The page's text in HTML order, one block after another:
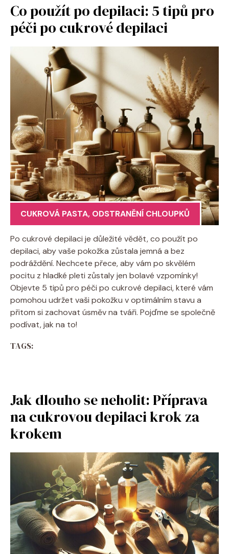
Co použít po depilaci: 5 tipů pro
péči po cukrové depilaci
CUKROVÁ PASTA, ODSTRANĚNÍ CHLOUPKŮ
Po cukrové depilaci je důležité vědět, co použít po
depilaci, aby vaše pokožka zůstala jemná a bez
podráždění. Nechcete přece, aby vám po skvělém
pocitu z hladké pleti zůstaly jen bolavé vzpomínky!
Objevte 5 tipů pro péči po cukrové depilaci, které vám
pomohou udržet vaši pokožku v optimálním stavu a
přitom si zachovat úsměv na tváři. Pojďme se společně
podívat, jak na to!
TAGS:
Jak dlouho se neholit: Příprava
na cukrovou depilaci krok za
krokem